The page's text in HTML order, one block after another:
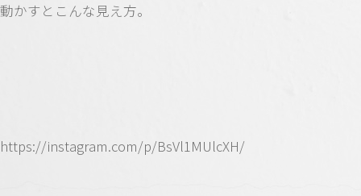
動かすとこんな見え方。
https://instagram.com/p/BsVl1MUlcXH/